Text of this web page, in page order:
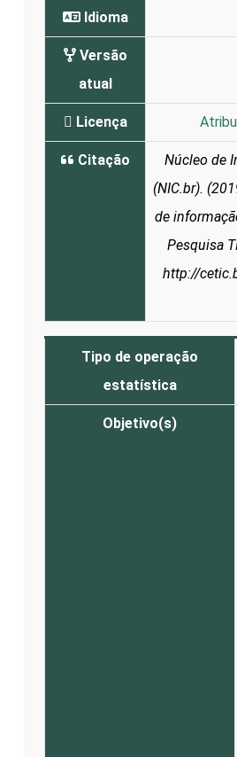
Idioma
Versão
atual
Licença
Citação
Núcleo de
(NIC.br).
de
Pesquisa
http://
Tipo de operação
estatística
Objetivo(s)